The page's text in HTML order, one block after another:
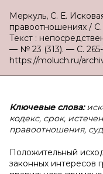
Меркуль, С. Е.
правоотношениях /
Текст :
— № 23 (313). — С.
https://moluch.ru/
Ключевые слова:
кодекс, срок,
правоотношения,
Положительный
законных интересов